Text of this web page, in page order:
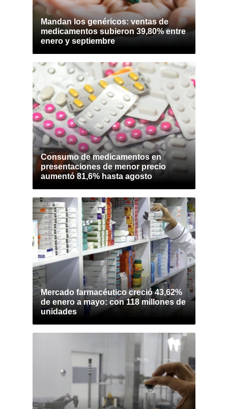
Mandan los genéricos: ventas de
medicamentos subieron 39,80% entre
enero y septiembre
Consumo de medicamentos en
presentaciones de menor precio
aumentó 81,6% hasta agosto
Mercado farmacéutico creció 43,62%
de enero a mayo: con 118 millones de
unidades